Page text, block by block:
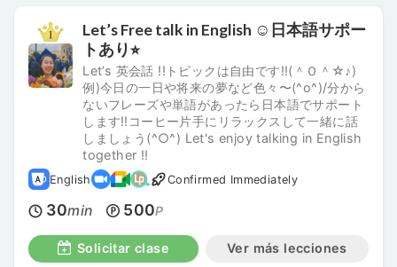
Let’s Free talk in English ☺︎日本語サポー
トあり⭐︎
Let’s 英会話 !!トピックは自由です!!(＾Ｏ＾☆♪)
例)今日の一日や将来の夢など色々〜(^o^)/分から
ないフレーズや単語があったら日本語でサポート
します‼︎コーヒー片手にリラックスして一緒に話
しましょう(^○^) Let's enjoy talking in English
together !!
English Confirmed Immediately
30min 500P
Solicitar clase Ver más lecciones